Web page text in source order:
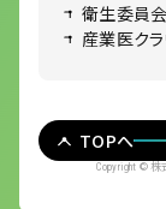
衛生委員
産業医クラ
Copyright ©株
TOPへ